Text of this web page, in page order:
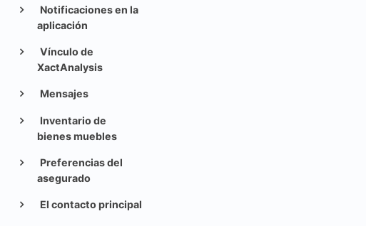
Notificaciones en la
aplicación
Vínculo de
XactAnalysis
Mensajes
Inventario de
bienes muebles
Preferencias del
asegurado
El contacto principal